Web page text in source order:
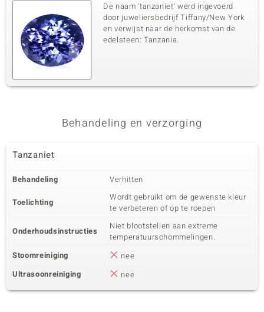
De naam 'tanzaniet' werd ingevoerd
door juweliersbedrijf Tiffany/New York
en verwijst naar de herkomst van de
edelsteen: Tanzania.
Behandeling en verzorging
Tanzaniet
Behandeling Verhitten
Toelichting
Wordt gebruikt om de gewenste kleur
te verbeteren of op te roepen
Onderhoudsinstructies
Niet blootstellen aan extreme
temperatuurschommelingen.
Stoomreiniging
nee
Ultrasoonreiniging
nee